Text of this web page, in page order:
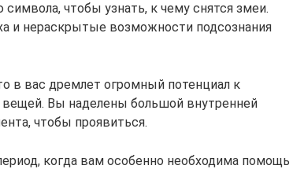
чтобы узнать, к чему снятся змеи.
и нераскрытые возможности подсознания
в вас дремлет огромный потенциал к
Вы наделены большой внутренней
чтобы проявиться.
когда вам особенно необходима помощь